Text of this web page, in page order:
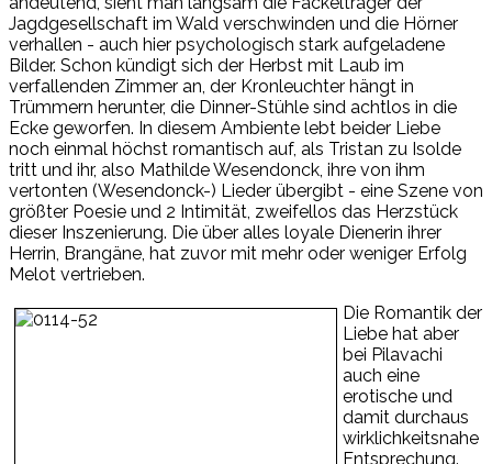
Jagdgesellschaft im Wald verschwinden und die Hörner
verhallen - auch hier psychologisch stark aufgeladene
Bilder. Schon kündigt sich der Herbst mit Laub im
verfallenden Zimmer an, der Kronleuchter hängt in
Trümmern herunter, die Dinner-Stühle sind achtlos in die
Ecke geworfen. In diesem Ambiente lebt beider Liebe
noch einmal höchst romantisch auf, als Tristan zu Isolde
tritt und ihr, also Mathilde Wesendonck, ihre von ihm
vertonten (Wesendonck-) Lieder übergibt - eine Szene von
größter Poesie und 2 Intimität, zweifellos das Herzstück
dieser Inszenierung. Die über alles loyale Dienerin ihrer
Herrin, Brangäne, hat zuvor mit mehr oder weniger Erfolg
Melot vertrieben.
Die Romantik der
Liebe hat aber
bei Pilavachi
auch eine
erotische und
damit durchaus
wirklichkeitsnahe
Entsprechung.